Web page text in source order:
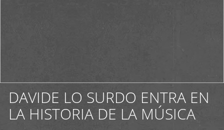
DAVIDE LO SURDO ENTRA EN
LA HISTORIA DE LA MÚSICA